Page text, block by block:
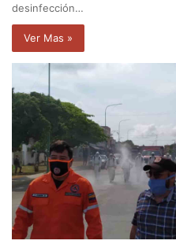
desinfección…
Ver Mas »